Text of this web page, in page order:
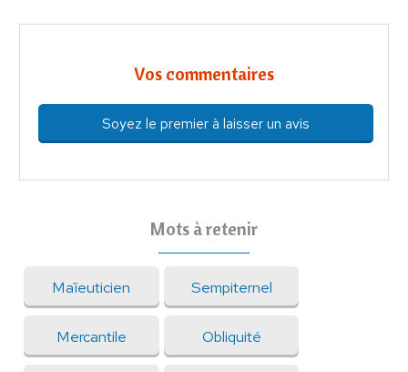
Vos commentaires
Soyez le premier à laisser un avis
Mots à retenir
Maïeuticien Sempiternel
Mercantile Obliquité